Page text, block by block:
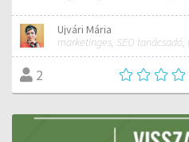
Ujvári Mária
2